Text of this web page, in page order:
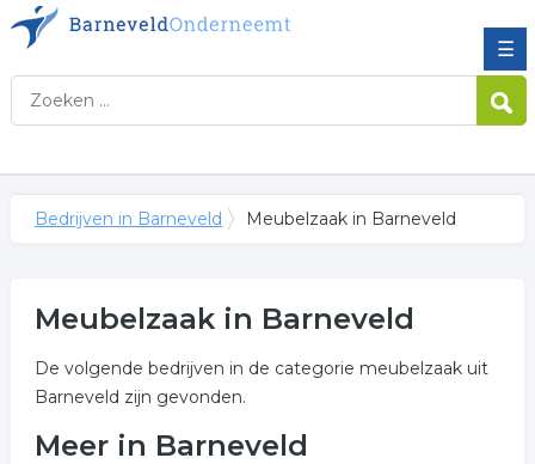
☰
Bedrijven in Barneveld Meubelzaak in Barneveld
Meubelzaak in Barneveld
De volgende bedrijven in de categorie meubelzaak uit
Barneveld zijn gevonden.
Meer in Barneveld